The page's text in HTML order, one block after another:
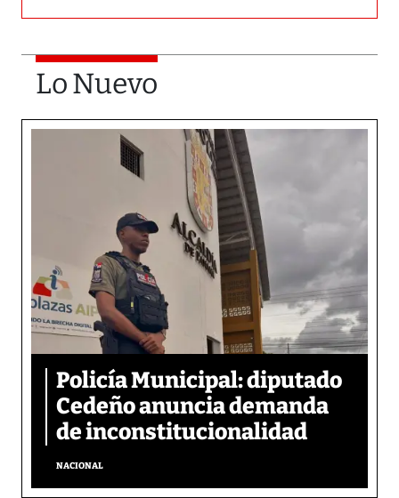
Lo Nuevo
Policía Municipal: diputado
Cedeño anuncia demanda
de inconstitucionalidad
NACIONAL